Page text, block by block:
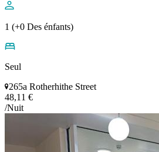
1 (+0 Des énfants)
Seul
265a Rotherhithe Street
48,11 €
/Nuit